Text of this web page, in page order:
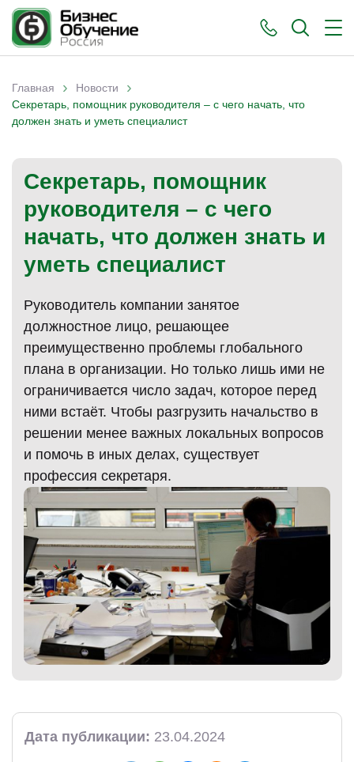
Вы здесь
Главная › Новости ›
Секретарь, помощник руководителя – с чего начать, что
должен знать и уметь специалист
Секретарь, помощник
руководителя – с чего
начать, что должен знать и
уметь специалист
Руководитель компании занятое
должностное лицо, решающее
преимущественно проблемы глобального
плана в организации. Но только лишь ими не
ограничивается число задач, которое перед
ними встаёт. Чтобы разгрузить начальство в
решении менее важных локальных вопросов
и помочь в иных делах, существует
профессия секретаря.
Дата публикации: 23.04.2024